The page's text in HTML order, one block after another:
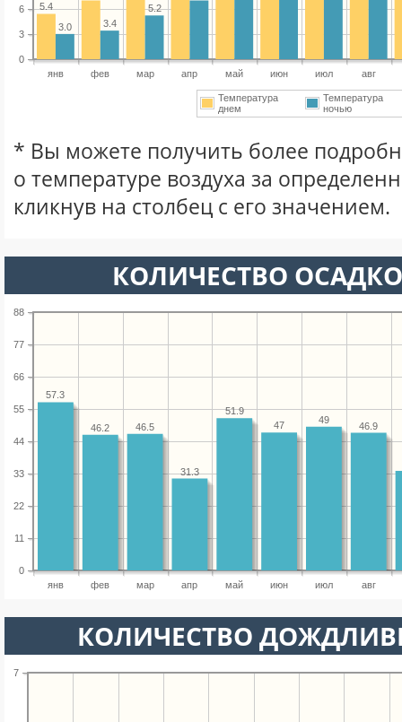
янв фев мар апр май июн июл авг
0
3
6
5.4
5.2
3.4
3.0
Температура
днем
Температура
ночью
* Вы можете получить более
о температуре воздуха за
кликнув на столбец с его значением.
КОЛИЧЕСТВО
янв фев мар апр май июн июл авг
0
11
22
33
44
55
66
77
88
46.9
49
47
51.9
31.3
46.5
46.2
57.3
КОЛИЧЕСТВО
7